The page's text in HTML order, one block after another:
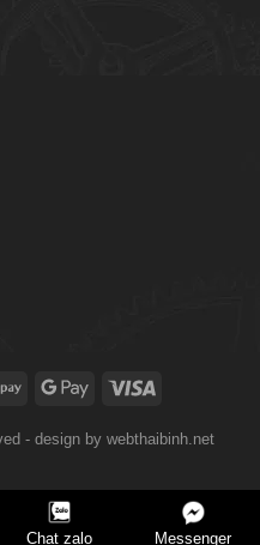
- design by webthaibinh.net
Chat zalo Messenger